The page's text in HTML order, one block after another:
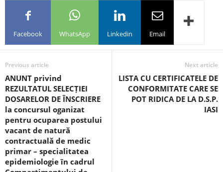
Facebook WhatsApp Linkedin Email
Previous article
ANUNT privind
REZULTATUL SELECȚIEI
DOSARELOR DE ÎNSCRIERE
la concursul oganizat
pentru ocuparea postului
vacant de natură
contractuală de medic
primar – specialitatea
epidemiologie în cadrul
Next article
LISTA CU CERTIFICATELE DE
CONFORMITATE CARE SE
POT RIDICA DE LA D.S.P.
IASI